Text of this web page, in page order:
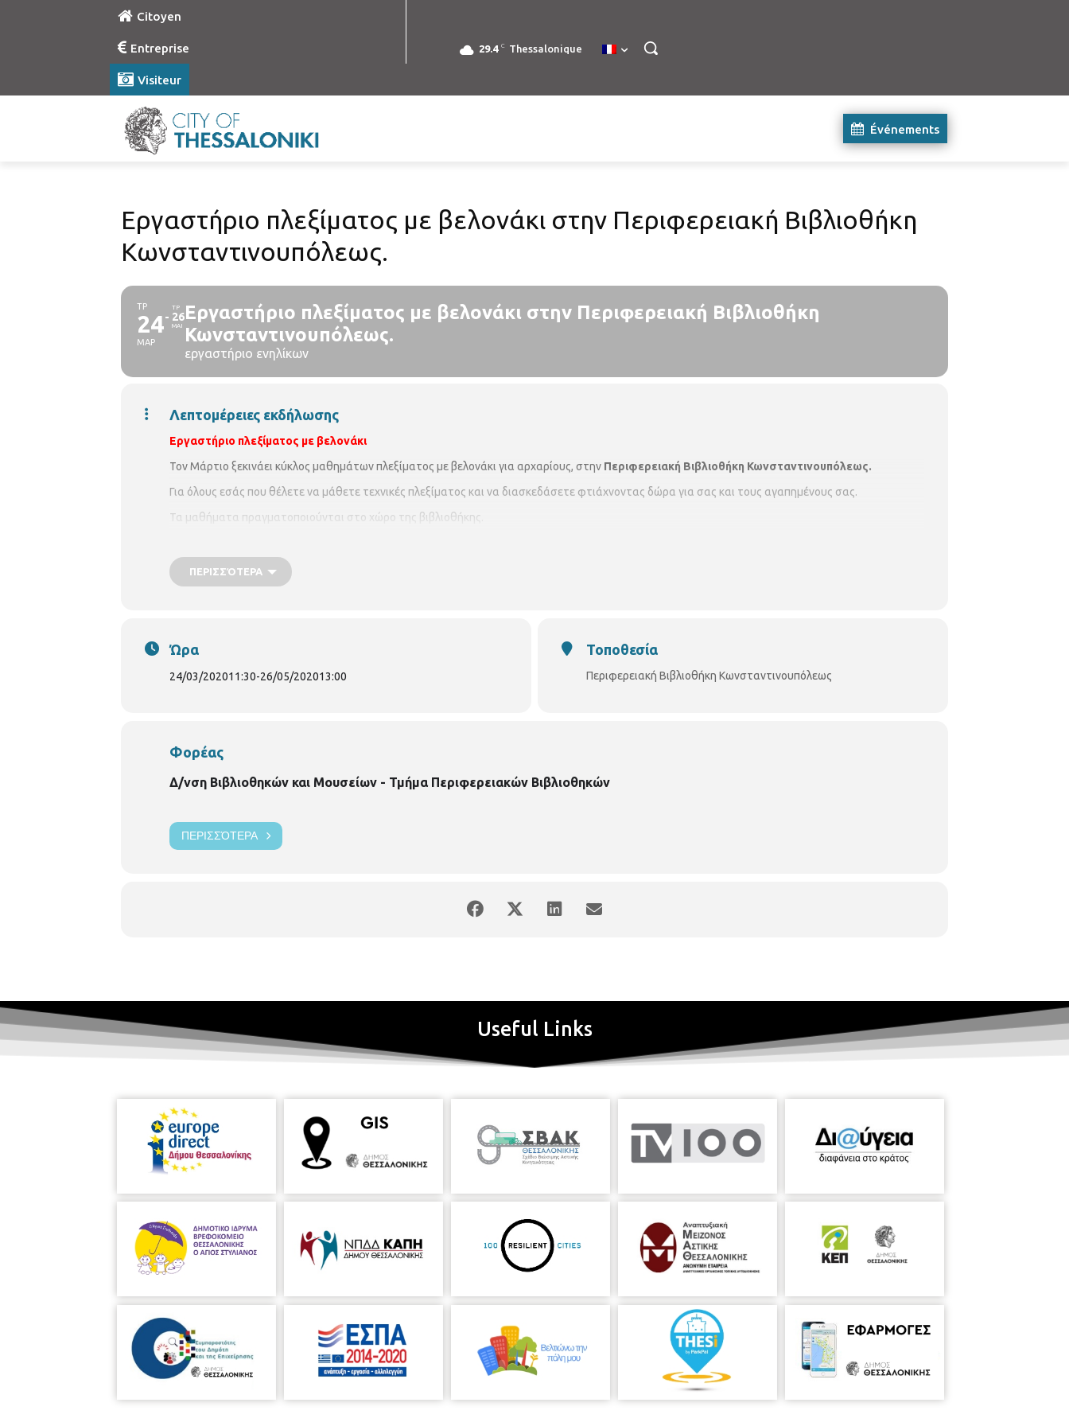
Citoyen
Entreprise
Visiteur
29.4 C Thessalonique
Événements
Εργαστήριο πλεξίματος με βελονάκι στην Περιφερειακή Βιβλιοθήκη
Κωνσταντινουπόλεως.
ΤΡ
24
ΜΑΡ
ΤΡ
26
ΜΑΙ
Εργαστήριο πλεξίματος με βελονάκι στην Περιφερειακή Βιβλιοθήκη
Κωνσταντινουπόλεως.
εργαστήριο ενηλίκων
Λεπτομέρειες εκδήλωσης
Εργαστήριο πλεξίματος με βελονάκι
Τον Μάρτιο ξεκινάει κύκλος μαθημάτων πλεξίματος με βελονάκι για αρχαρίους, στην Περιφερειακή Βιβλιοθήκη Κωνσταντινουπόλεως.
Για όλους εσάς που θέλετε να μάθετε τεχνικές πλεξίματος και να διασκεδάσετε φτιάχνοντας δώρα για σας και τους αγαπημένους σας.
Τα μαθήματα πραγματοποιούνται στο χώρο της βιβλιοθήκης.
Με την καθοδήγηση της
ΠΕΡΙΣΣΌΤΕΡΑ
Ώρα
24/03/202011:30-26/05/202013:00
Τοποθεσία
Περιφερειακή Βιβλιοθήκη Κωνσταντινουπόλεως
Φορέας
Δ/νση Βιβλιοθηκών και Μουσείων - Τμήμα Περιφερειακών Βιβλιοθηκών
ΠΕΡΙΣΣΌΤΕΡΑ
Useful Links